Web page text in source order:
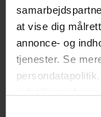
at vise dig
annonce- og
tjenester. Se